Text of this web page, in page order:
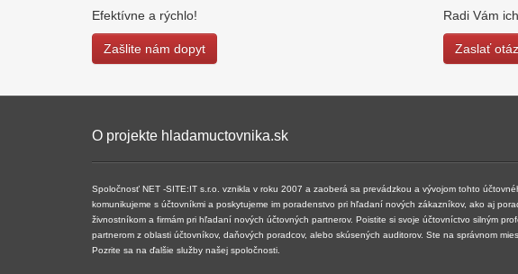
Efektívne a rýchlo!
Zašlite nám dopyt
Radi Vám
Zaslať
O projekte hladamuctovnika.sk
Spoločnosť NET -SITE:IT s.r.o. vznikla v roku 2007 a ​​zaoberá sa prevádzkou a vývojom tohto
komunikujeme s účtovníkmi a poskytujeme im poradenstvo pri hľadaní nových zákazníkov, ako aj
živnostníkom a firmám pri hľadaní nových účtovných partnerov. Poistite si svoje účtovníctvo silným
partnerom z oblasti účtovníkov, daňových poradcov, alebo skúsených auditorov. Ste na správnom
Pozrite sa na ďalšie služby našej spoločnosti.